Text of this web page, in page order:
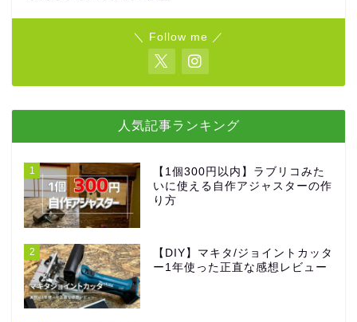
＼ Follow me ／
人気記事ランキング
1
【1個300円以内】ラブリコみた
いに使える自作アジャスターの作
り方
2
【DIY】マキタ/ジョイントカッタ
ー1年使った正直な感想レビュー